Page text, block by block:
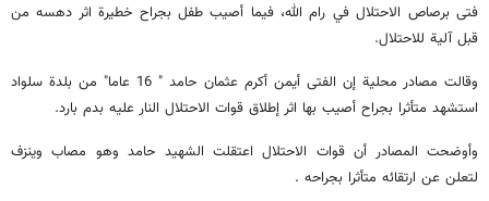
فتى برصاص الاحتلال في رام الله، فيما أصيب طفل بجراح خطيرة اثر دهسه من
قبل آلية للاحتلال.
وقالت مصادر محلية إن الفتى أيمن أكرم عثمان حامد " 16 عاما" من بلدة سلواد
استشهد متأثرا بجراح أصيب بها اثر إطلاق قوات الاحتلال النار عليه بدم بارد.
وأوضحت المصادر أن قوات الاحتلال اعتقلت الشهيد حامد وهو مصاب وينزف
لتعلن عن ارتقائه متأثرا بجراحه .